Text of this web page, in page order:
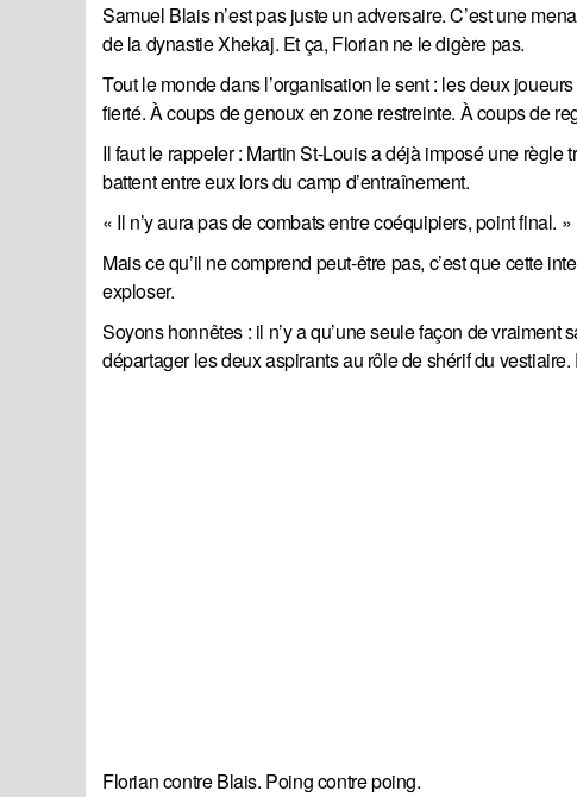
Samuel Blais n’est pas juste un adversaire. C’est une
de la dynastie Xhekaj. Et ça, Florian ne le digère pas.
Tout le monde dans l’organisation le sent : les deux
fierté. À coups de genoux en zone restreinte. À coups de
Il faut le rappeler : Martin St-Louis a déjà imposé une
battent entre eux lors du camp d’entraînement.
« Il n’y aura pas de combats entre coéquipiers, point final. »
Mais ce qu’il ne comprend peut-être pas, c’est que cette
exploser.
Soyons honnêtes : il n’y a qu’une seule façon de
départager les deux aspirants au rôle de shérif du
Florian contre Blais. Poing contre poing.